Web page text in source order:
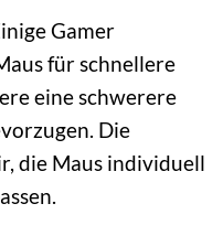
Gamer
für schnellere
eine schwerere
Die
die Maus individuell